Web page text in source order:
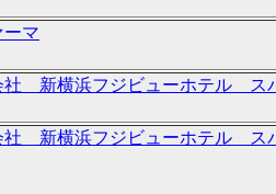
マ
新横浜フジビューホテル ス
新横浜フジビューホテル ス